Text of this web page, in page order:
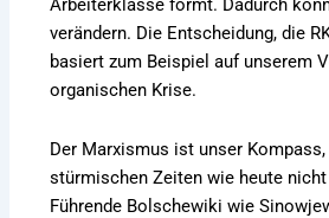
Arbeiterklasse formt. Dadurch
verändern. Die Entscheidung, die
basiert zum Beispiel auf unserem
organischen Krise.
Der Marxismus ist unser
stürmischen Zeiten wie heute
Führende Bolschewiki wie